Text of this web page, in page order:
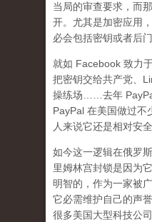
当局的审查要求，而
开。尤其是加密应用
必会包括密钥或者后门
就如 Facebook 致力
把密钥交给共产党、
操练场……去年
PayPal 在美国做过不
人来说它还是相对安
如今这一逻辑在俄罗
里姆林宫封锁是因为
明智的，作为一家被
它必需维护自己的声
很多美国大型科技公